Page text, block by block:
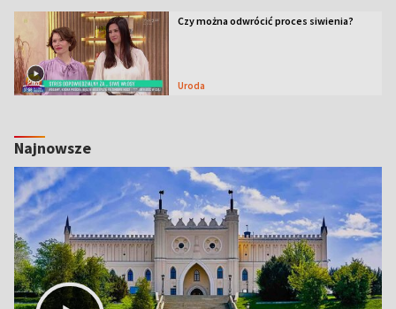
Czy można odwrócić proces siwienia?
Uroda
Najnowsze